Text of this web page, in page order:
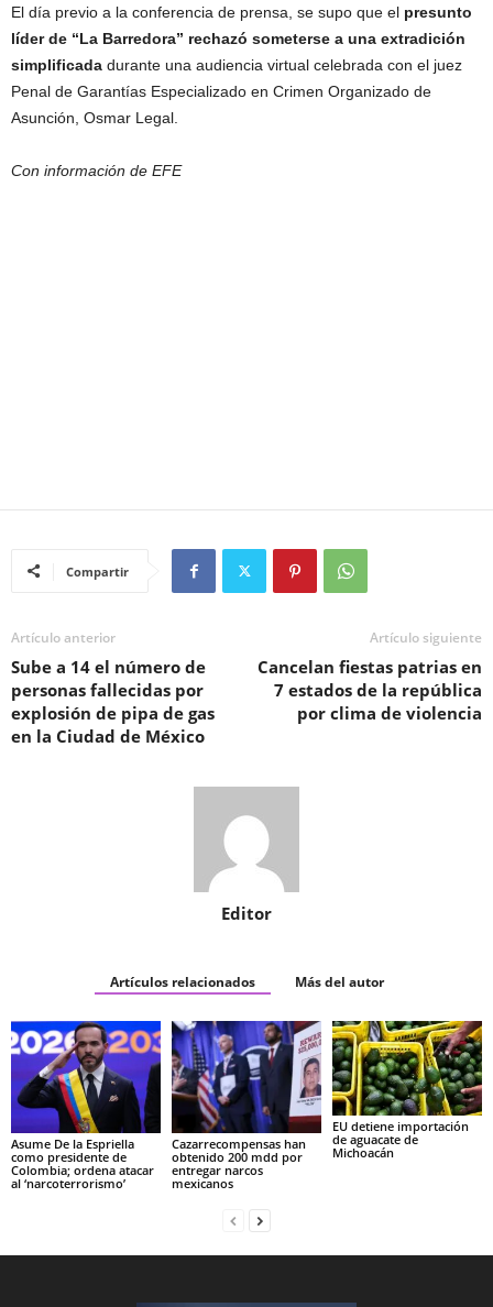
El día previo a la conferencia de prensa, se supo que el presunto
líder de “La Barredora” rechazó someterse a una extradición
simplificada durante una audiencia virtual celebrada con el juez
Penal de Garantías Especializado en Crimen Organizado de
Asunción, Osmar Legal.
Con información de EFE
Compartir
Artículo anterior
Sube a 14 el número de
personas fallecidas por
explosión de pipa de gas
en la Ciudad de México
Artículo siguiente
Cancelan fiestas patrias en
7 estados de la república
por clima de violencia
Editor
Artículos relacionados Más del autor
Asume De la Espriella
como presidente de
Colombia; ordena atacar
al ‘narcoterrorismo’
Cazarrecompensas han
obtenido 200 mdd por
entregar narcos
mexicanos
EU detiene importación
de aguacate de
Michoacán